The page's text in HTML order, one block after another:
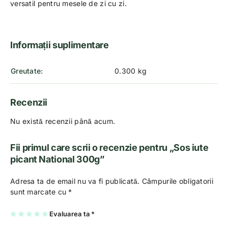
versatil pentru mesele de zi cu zi.
Informații suplimentare
Greutate 0.300 kg
Recenzii
Nu există recenzii până acum.
Fii primul care scrii o recenzie pentru „Sos iute
picant National 300g”
Adresa ta de email nu va fi publicată. Câmpurile obligatorii
sunt marcate cu *
Evaluarea ta *
U 2 3
4 5